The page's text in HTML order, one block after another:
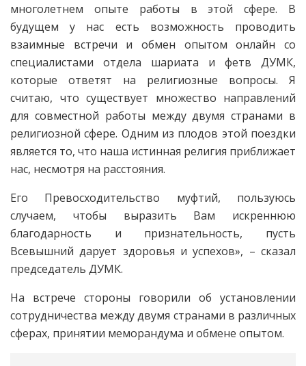
многолетнем опыте работы в этой сфере. В
будущем у нас есть возможность проводить
взаимные встречи и обмен опытом онлайн со
специалистами отдела шариата и фетв ДУМК,
которые ответят на религиозные вопросы. Я
считаю, что существует множество направлений
для совместной работы между двумя странами в
религиозной сфере. Одним из плодов этой поездки
является то, что наша истинная религия приближает
нас, несмотря на расстояния.
Его Превосходительство муфтий, пользуюсь
случаем, чтобы выразить Вам искреннюю
благодарность и признательность, пусть
Всевышний дарует здоровья и успехов», – сказал
председатель ДУМК.
На встрече стороны говорили об установлении
сотрудничества между двумя странами в различных
сферах, принятии меморандума и обмене опытом.